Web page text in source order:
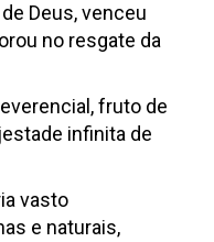
Deus, venceu
no resgate da
fruto de
infinita de
vasto
e naturais,